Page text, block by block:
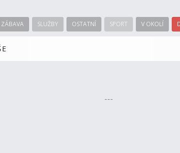
ZÁBAVA SLUŽBY OSTATNÍ SPORT V OKOLÍ
---